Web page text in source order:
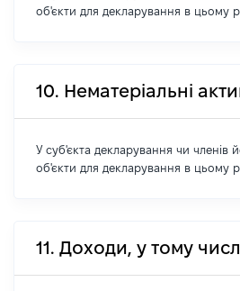
об'єкти для декларування в цьому
10. Нематеріальні
У суб'єкта декларування чи членів
об'єкти для декларування в цьому
11. Доходи, у тому